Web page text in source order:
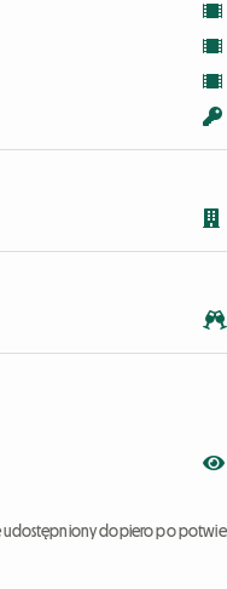
udostępniony dopiero po